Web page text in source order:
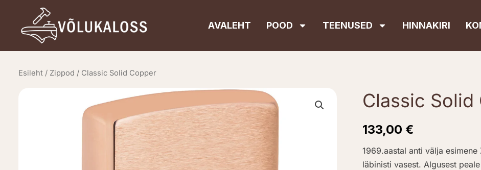
content
AVALEHT POOD TEENUSED HINNAKIRI
Esileht / Zippod / Classic Solid Copper
Classic Solid
133,00 €
1969.aastal anti välja
läbinisti vasest. Algusest